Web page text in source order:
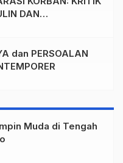
DAN
DALAM
AGUSTINUS
dan PERSOALAN
Muda di Tengah